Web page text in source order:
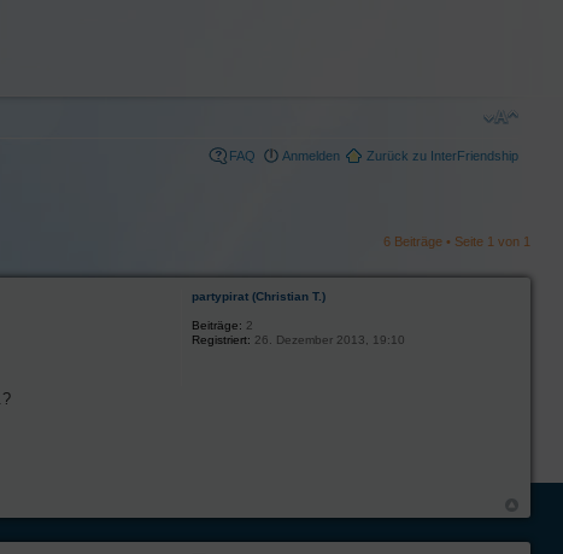
FAQ Anmelden Zurück zu InterFriendship
6 Beiträge • Seite 1 von 1
partypirat (Christian T.)
Beiträge: 2
Registriert: 26. Dezember 2013, 19:10